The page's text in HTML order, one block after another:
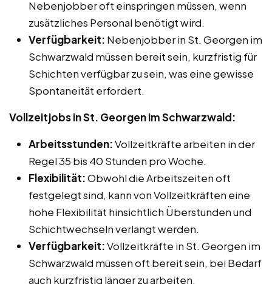
Nebenjobber oft einspringen müssen, wenn
zusätzliches Personal benötigt wird.
Verfügbarkeit: Nebenjobber in St. Georgen im
Schwarzwald müssen bereit sein, kurzfristig für
Schichten verfügbar zu sein, was eine gewisse
Spontaneität erfordert.
Vollzeitjobs in St. Georgen im Schwarzwald:
Arbeitsstunden:Vollzeitkräfte arbeiten in der
Regel 35 bis 40 Stunden pro Woche.
Flexibilität:Obwohl die Arbeitszeiten oft
festgelegt sind, kann von Vollzeitkräften eine
hohe Flexibilität hinsichtlich Überstunden und
Schichtwechseln verlangt werden.
Verfügbarkeit:Vollzeitkräfte in St. Georgen im
Schwarzwald müssen oft bereit sein, bei Bedarf
auch kurzfristig länger zu arbeiten,